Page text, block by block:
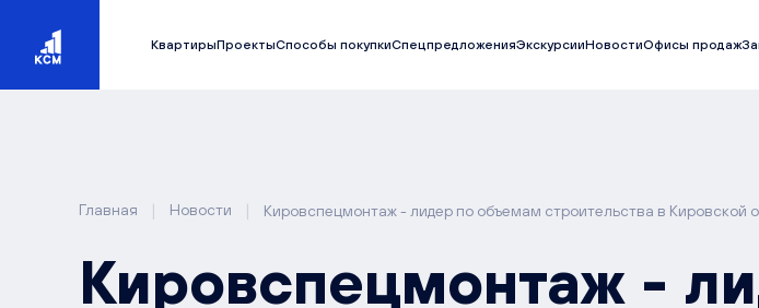
КвартирыПроектыСпособы покупкиСпецпредложенияЭкскурсииНовостиОфисы продаж
Главная | Новости | Кировспецмонтаж - лидер по объемам строительства в Кировской
Кировспецмонтаж -